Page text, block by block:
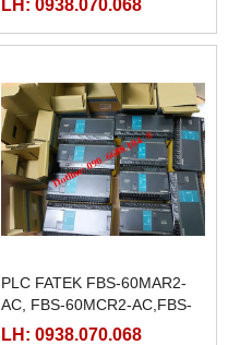
PLC FATEK FBS-60MAR2-
AC, FBS-60MCR2-AC,FBS-
60MAT2-AC, FBS-60MCT2-
LH: 0938.070.068